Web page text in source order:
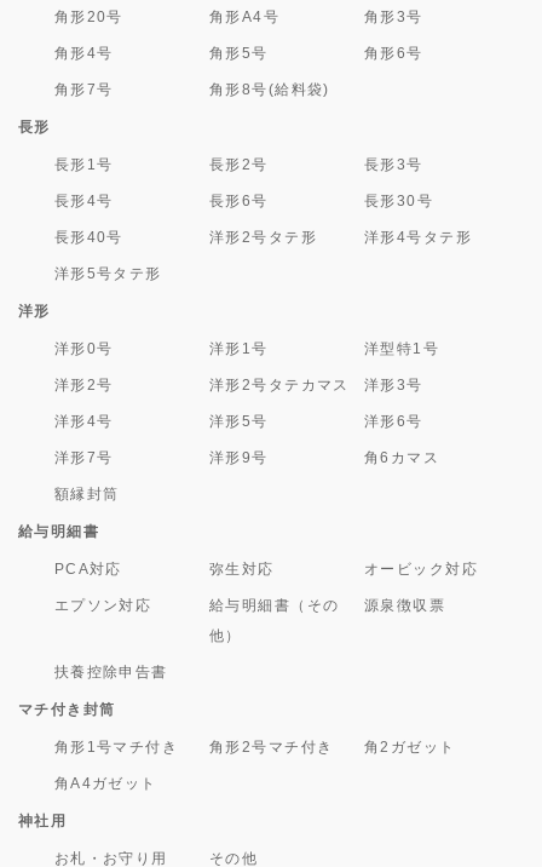
角形20号 角形A4号 角形3号
角形4号 角形5号 角形6号
角形7号 角形8号(給料袋)
長形
長形1号 長形2号 長形3号
長形4号 長形6号 長形30号
長形40号 洋形2号タテ形 洋形4号タテ形
洋形5号タテ形
洋形
洋形0号 洋形1号 洋型特1号
洋形2号 洋形2号タテカマス 洋形3号
洋形4号 洋形5号 洋形6号
洋形7号 洋形9号 角6カマス
額縁封筒
給与明細書
PCA対応 弥生対応 オービック対応
エプソン対応
給与明細書（その
他）
源泉徴収票
扶養控除申告書
マチ付き封筒
角形1号マチ付き 角形2号マチ付き 角2ガゼット
角A4ガゼット
神社用
お札・お守り用 その他